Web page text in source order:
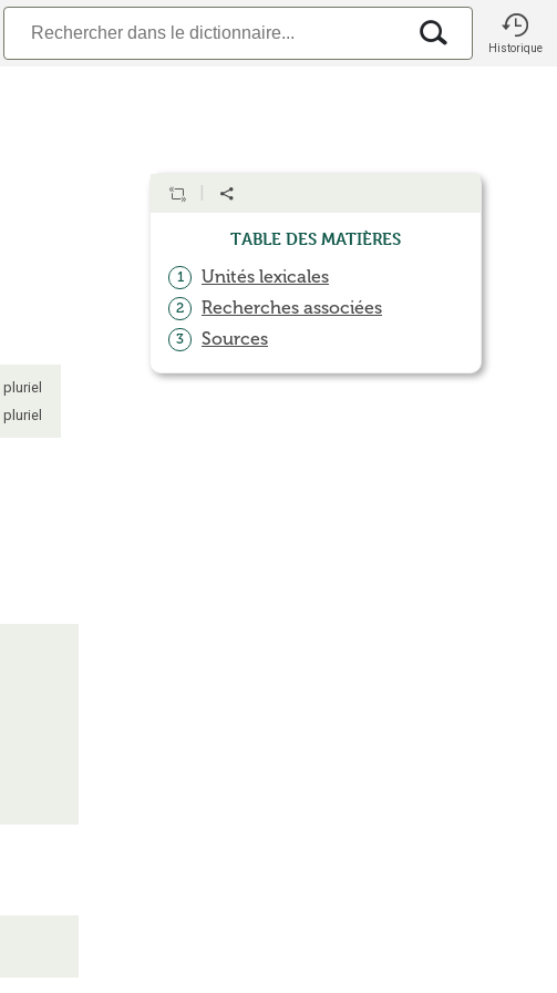
Historique
pluriel
pluriel
Table des matières
1 Unités lexicales
2 Recherches associées
3 Sources